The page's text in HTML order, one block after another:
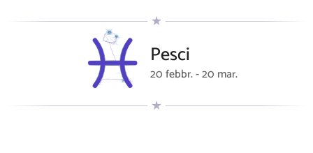
Pesci
20 febbr. - 20 mar.